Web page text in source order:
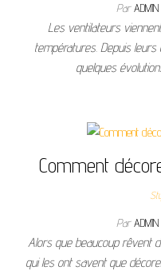
ParADMIN
Les ventilateurs
températures. Depuis
quelques
Comment
ParADMIN
Alors que beaucoup rêvent
qui les ont savent que